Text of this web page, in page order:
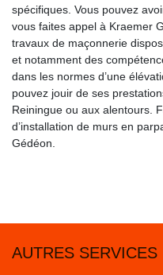
spécifiques. Vous pouvez
vous faites appel à Kraemer
travaux de maçonnerie
et notamment des
dans les normes d’une
pouvez jouir de ses
Reiningue ou aux alentours.
d’installation de murs en
Gédéon.
AUTRES SERVICES